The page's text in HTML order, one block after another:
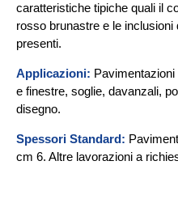
caratteristiche tipiche quali il
rosso brunastre e le
presenti.
Applicazioni:
e finestre, soglie, davanzali,
disegno.
Spessori Standard:
cm 6. Altre lavorazioni a